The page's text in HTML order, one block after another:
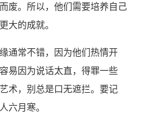
废。所以，他们需要培养自己
大的成就。
通常不错，因为他们热情开
易因为说话太直，得罪一些
术，别总是口无遮拦。要记
六月寒。